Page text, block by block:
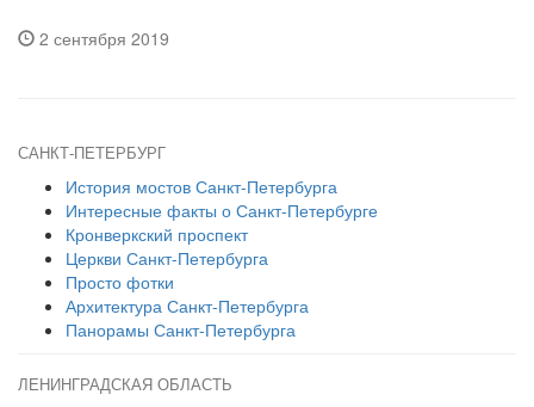
2 сентября 2019
САНКТ-ПЕТЕРБУРГ
История мостов Санкт-Петербурга
Интересные факты о Санкт-Петербурге
Кронверкский проспект
Церкви Санкт-Петербурга
Просто фотки
Архитектура Санкт-Петербурга
Панорамы Санкт-Петербурга
ЛЕНИНГРАДСКАЯ ОБЛАСТЬ